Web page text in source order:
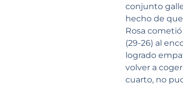
conjunto
hecho de
Rosa
(29-26) al
logrado
volver a
cuarto, no